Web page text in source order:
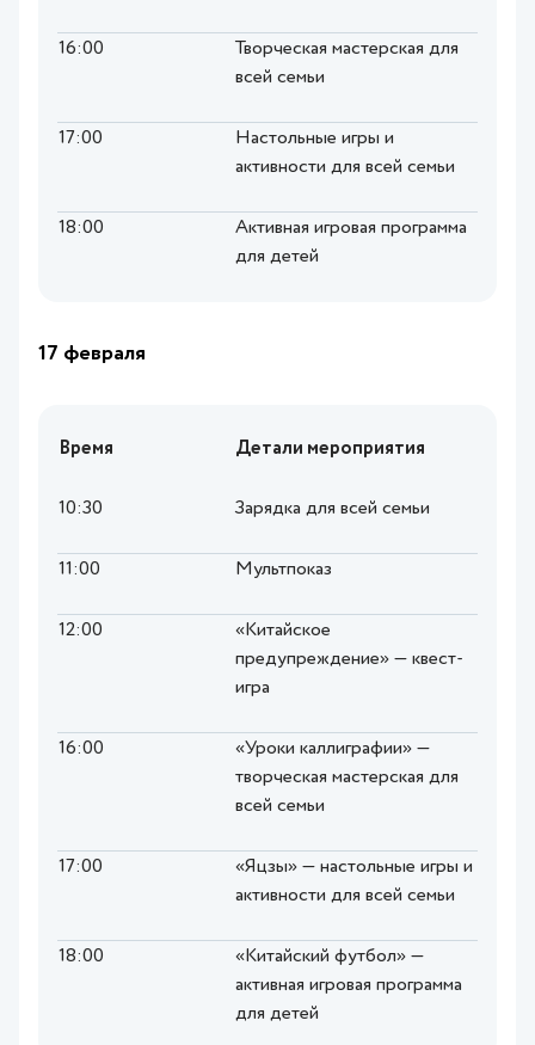
16:00
Творческая мастерская для
всей семьи
17:00
Настольные игры и
активности для всей семьи
18:00
Активная игровая программа
для детей
17 февраля
Время Детали мероприятия
10:30 Зарядка для всей семьи
11:00 Мультпоказ
12:00
«Китайское
предупреждение» — квест-
игра
16:00
«Уроки каллиграфии» —
творческая мастерская для
всей семьи
17:00
«Яцзы» — настольные игры и
активности для всей семьи
18:00
«Китайский футбол» —
активная игровая программа
для детей